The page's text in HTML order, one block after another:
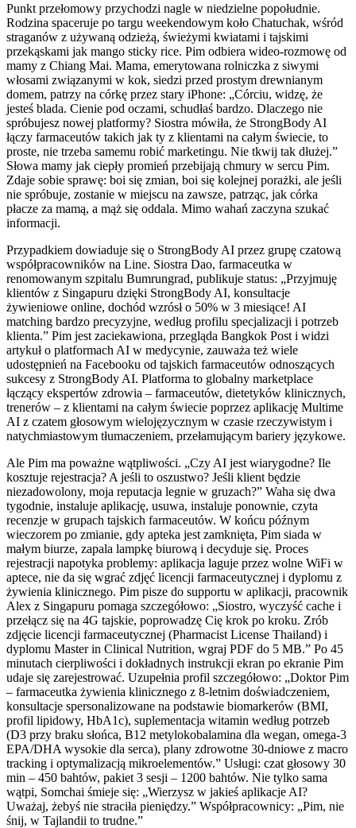
Punkt przełomowy przychodzi nagle w niedzielne popołudnie.
Rodzina spaceruje po targu weekendowym koło Chatuchak, wśród
straganów z używaną odzieżą, świeżymi kwiatami i tajskimi
przekąskami jak mango sticky rice. Pim odbiera wideo-rozmowę od
mamy z Chiang Mai. Mama, emerytowana rolniczka z siwymi
włosami związanymi w kok, siedzi przed prostym drewnianym
domem, patrzy na córkę przez stary iPhone: „Córciu, widzę, że
jesteś blada. Cienie pod oczami, schudłaś bardzo. Dlaczego nie
spróbujesz nowej platformy? Siostra mówiła, że StrongBody AI
łączy farmaceutów takich jak ty z klientami na całym świecie, to
proste, nie trzeba samemu robić marketingu. Nie tkwij tak dłużej.”
Słowa mamy jak ciepły promień przebijają chmury w sercu Pim.
Zdaje sobie sprawę: boi się zmian, boi się kolejnej porażki, ale jeśli
nie spróbuje, zostanie w miejscu na zawsze, patrząc, jak córka
płacze za mamą, a mąż się oddala. Mimo wahań zaczyna szukać
informacji.
Przypadkiem dowiaduje się o StrongBody AI przez grupę czatową
współpracowników na Line. Siostra Dao, farmaceutka w
renomowanym szpitalu Bumrungrad, publikuje status: „Przyjmuję
klientów z Singapuru dzięki StrongBody AI, konsultacje
żywieniowe online, dochód wzrósł o 50% w 3 miesiące! AI
matching bardzo precyzyjne, według profilu specjalizacji i potrzeb
klienta.” Pim jest zaciekawiona, przegląda Bangkok Post i widzi
artykuł o platformach AI w medycynie, zauważa też wiele
udostępnień na Facebooku od tajskich farmaceutów odnoszących
sukcesy z StrongBody AI. Platforma to globalny marketplace
łączący ekspertów zdrowia – farmaceutów, dietetyków klinicznych,
trenerów – z klientami na całym świecie poprzez aplikację Multime
AI z czatem głosowym wielojęzycznym w czasie rzeczywistym i
natychmiastowym tłumaczeniem, przełamującym bariery językowe.
Ale Pim ma poważne wątpliwości. „Czy AI jest wiarygodne? Ile
kosztuje rejestracja? A jeśli to oszustwo? Jeśli klient będzie
niezadowolony, moja reputacja legnie w gruzach?” Waha się dwa
tygodnie, instaluje aplikację, usuwa, instaluje ponownie, czyta
recenzje w grupach tajskich farmaceutów. W końcu późnym
wieczorem po zmianie, gdy apteka jest zamknięta, Pim siada w
małym biurze, zapala lampkę biurową i decyduje się. Proces
rejestracji napotyka problemy: aplikacja laguje przez wolne WiFi w
aptece, nie da się wgrać zdjęć licencji farmaceutycznej i dyplomu z
żywienia klinicznego. Pim pisze do supportu w aplikacji, pracownik
Alex z Singapuru pomaga szczegółowo: „Siostro, wyczyść cache i
przełącz się na 4G tajskie, poprowadzę Cię krok po kroku. Zrób
zdjęcie licencji farmaceutycznej (Pharmacist License Thailand) i
dyplomu Master in Clinical Nutrition, wgraj PDF do 5 MB.” Po 45
minutach cierpliwości i dokładnych instrukcji ekran po ekranie Pim
udaje się zarejestrować. Uzupełnia profil szczegółowo: „Doktor Pim
– farmaceutka żywienia klinicznego z 8-letnim doświadczeniem,
konsultacje spersonalizowane na podstawie biomarkerów (BMI,
profil lipidowy, HbA1c), suplementacja witamin według potrzeb
(D3 przy braku słońca, B12 metylokobalamina dla wegan, omega-3
EPA/DHA wysokie dla serca), plany zdrowotne 30-dniowe z macro
tracking i optymalizacją mikroelementów.” Usługi: czat głosowy 30
min – 450 bahtów, pakiet 3 sesji – 1200 bahtów. Nie tylko sama
wątpi, Somchai śmieje się: „Wierzysz w jakieś aplikacje AI?
Uważaj, żebyś nie straciła pieniędzy.” Współpracownicy: „Pim, nie
śnij, w Tajlandii to trudne.”